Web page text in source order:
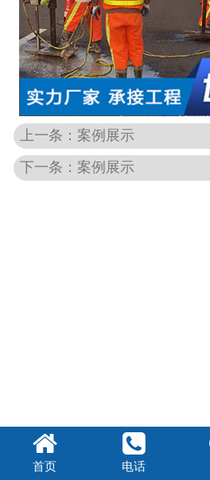
上一条：案例展示
下一条：案例展示
首页 电话